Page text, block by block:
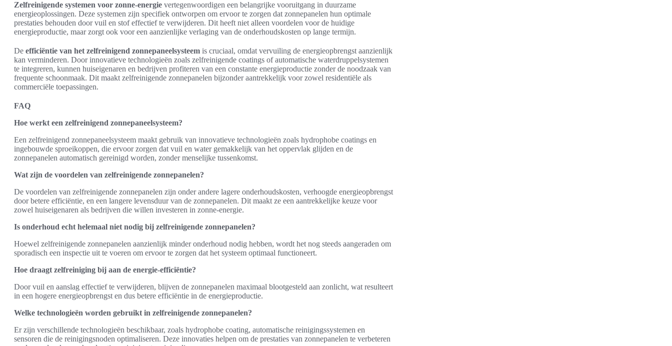
Zelfreinigende systemen voor zonne-energie vertegenwoordigen een belangrijke vooruitgang in duurzame
energieoplossingen. Deze systemen zijn specifiek ontworpen om ervoor te zorgen dat zonnepanelen hun optimale
prestaties behouden door vuil en stof effectief te verwijderen. Dit heeft niet alleen voordelen voor de huidige
energieproductie, maar zorgt ook voor een aanzienlijke verlaging van de onderhoudskosten op lange termijn.
De efficiëntie van het zelfreinigend zonnepaneelsysteem is cruciaal, omdat vervuiling de energieopbrengst aanzienlijk
kan verminderen. Door innovatieve technologieën zoals zelfreinigende coatings of automatische waterdruppelsystemen
te integreren, kunnen huiseigenaren en bedrijven profiteren van een constante energieproductie zonder de noodzaak van
frequente schoonmaak. Dit maakt zelfreinigende zonnepanelen bijzonder aantrekkelijk voor zowel residentiële als
commerciële toepassingen.
FAQ
Hoe werkt een zelfreinigend zonnepaneelsysteem?
Een zelfreinigend zonnepaneelsysteem maakt gebruik van innovatieve technologieën zoals hydrophobe coatings en
ingebouwde sproeikoppen, die ervoor zorgen dat vuil en water gemakkelijk van het oppervlak glijden en de
zonnepanelen automatisch gereinigd worden, zonder menselijke tussenkomst.
Wat zijn de voordelen van zelfreinigende zonnepanelen?
De voordelen van zelfreinigende zonnepanelen zijn onder andere lagere onderhoudskosten, verhoogde energieopbrengst
door betere efficiëntie, en een langere levensduur van de zonnepanelen. Dit maakt ze een aantrekkelijke keuze voor
zowel huiseigenaren als bedrijven die willen investeren in zonne-energie.
Is onderhoud echt helemaal niet nodig bij zelfreinigende zonnepanelen?
Hoewel zelfreinigende zonnepanelen aanzienlijk minder onderhoud nodig hebben, wordt het nog steeds aangeraden om
sporadisch een inspectie uit te voeren om ervoor te zorgen dat het systeem optimaal functioneert.
Hoe draagt zelfreiniging bij aan de energie-efficiëntie?
Door vuil en aanslag effectief te verwijderen, blijven de zonnepanelen maximaal blootgesteld aan zonlicht, wat resulteert
in een hogere energieopbrengst en dus betere efficiëntie in de energieproductie.
Welke technologieën worden gebruikt in zelfreinigende zonnepanelen?
Er zijn verschillende technologieën beschikbaar, zoals hydrophobe coating, automatische reinigingssystemen en
sensoren die de reinigingsnoden optimaliseren. Deze innovaties helpen om de prestaties van zonnepanelen te verbeteren